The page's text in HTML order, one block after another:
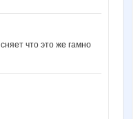
что это же гамно